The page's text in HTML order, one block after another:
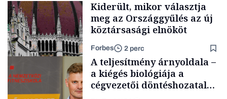
Kiderült, mikor választja
meg az Országgyűlés az új
köztársasági elnököt
Forbes 2 perc
A teljesítmény árnyoldala –
a kiégés biológiája a
cégvezetői döntéshozatal